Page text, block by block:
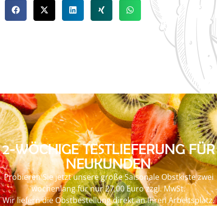
2-WÖCHIGE TESTLIEFERUNG FÜR
NEUKUNDEN
Probieren Sie jetzt unsere große Saisonale Obstkiste zwei
wochenlang für nur 27,00 Euro zzgl. MwSt.
Wir liefern die Obstbestellung direkt an Ihren Arbeitsplatz.